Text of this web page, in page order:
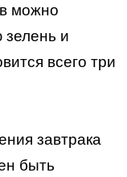
можно
и
всего три
завтрака
быть